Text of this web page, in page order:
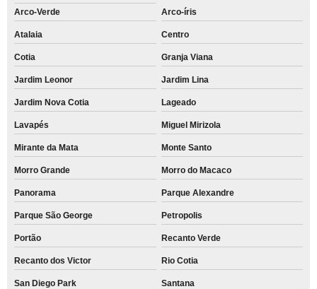
Arco-Verde
Arco-íris
Atalaia Centro
Cotia Granja Viana
Jardim Leonor Jardim Lina
Jardim Nova Cotia Lageado
Lavapés Miguel Mirizola
Mirante da Mata Monte Santo
Morro Grande Morro do Macaco
Panorama Parque Alexandre
Parque São George Petropolis
Portão Recanto Verde
Recanto dos Victor Rio Cotia
San Diego Park Santana